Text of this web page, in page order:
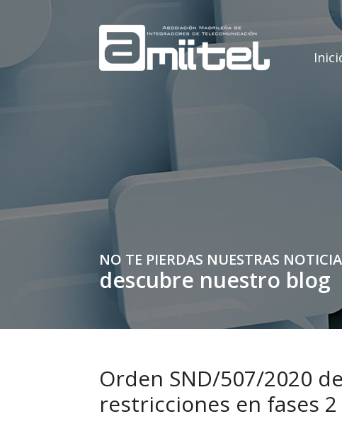
NO TE PIERDAS NUESTRAS
descubre nuestro blog
Orden SND/507/2020
restricciones en fases 2